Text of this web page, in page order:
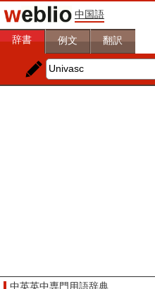
中国語
辞書 例文 翻訳
中英英中専門用語辞典